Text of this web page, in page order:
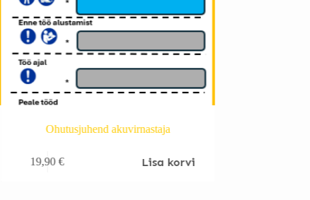
Ohutusjuhend akuvirnastaja
19,90€ Lisa korvi